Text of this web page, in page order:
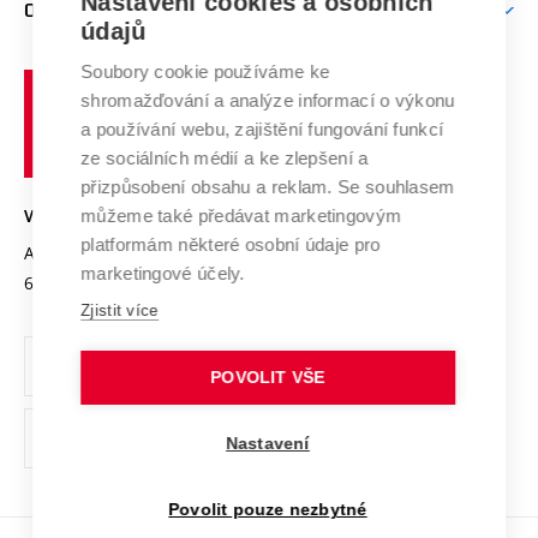
E-přihláška
Doktorské studium
Podpora podnikání
Systém zajišťování kvality výzkumu
Výzkumné infrastruktury
Transfer znalostí
Open Science
Projekty
Projekty ze strukturálních fondů
Specifický výzkum
Zahraniční spolupráce
Spolupráce se školami
Mezinárodní dohody
Univerzitní sítě
O UNIVERZITĚ
Profil univerzity
Udržitelná univerzita
Podnikavá univerzita / ContriBUTe
Bezpečná univerzita
Vyznamenání
Organizační struktura
Ochrana osobních údajů
odkaz)
učení
technické
Brně
VYSOKÉ UČENÍ TECHNICKÉ V BRNĚ
Antonínská 548/1
602 00 Brno
www.vut.cz
vut@vutbr.cz
údajů
Soubory cookie používáme ke
shromažďování a analýze informací o výkonu
a používání webu, zajištění fungování funkcí
ze sociálních médií a ke zlepšení a
přizpůsobení obsahu a reklam. Se souhlasem
můžeme také předávat marketingovým
platformám některé osobní údaje pro
marketingové účely.
Zjistit více
POVOLIT VŠE
Nastavení
Povolit pouze nezbytné